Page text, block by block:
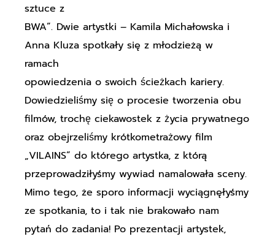
sztuce z
BWA”. Dwie artystki – Kamila Michałowska i
Anna Kluza spotkały się z młodzieżą w
ramach
opowiedzenia o swoich ścieżkach kariery.
Dowiedzieliśmy się o procesie tworzenia obu
filmów, trochę ciekawostek z życia prywatnego
oraz obejrzeliśmy krótkometrażowy film
„VILAINS” do którego artystka, z którą
przeprowadziłyśmy wywiad namalowała sceny.
Mimo tego, że sporo informacji wyciągnęłyśmy
ze spotkania, to i tak nie brakowało nam
pytań do zadania! Po prezentacji artystek,